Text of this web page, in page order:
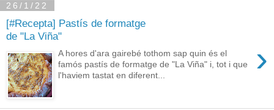
26/1/22
[#Recepta] Pastís de formatge
de "La Viña"
›
A hores d'ara gairebé tothom sap quin és el
famós pastís de formatge de "La Viña" i, tot i que
l'haviem tastat en diferent...